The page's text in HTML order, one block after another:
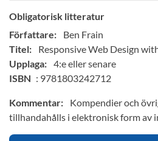
Obligatorisk litteratur
Författare:
Ben Frain
Titel:
Responsive Web Design
Upplaga: 4:e eller senare
ISBN : 9781803242712
Kommentar:
Kompendier och
tillhandahålls i elektronisk form av